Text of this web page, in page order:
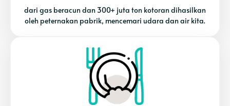
dari gas beracun dan 300+ juta ton kotoran dihasilkan
oleh peternakan pabrik, mencemari udara dan air kita.